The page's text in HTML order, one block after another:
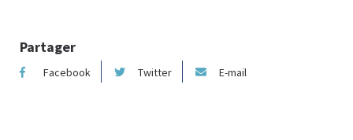
Partager
Facebook Twitter E-mail